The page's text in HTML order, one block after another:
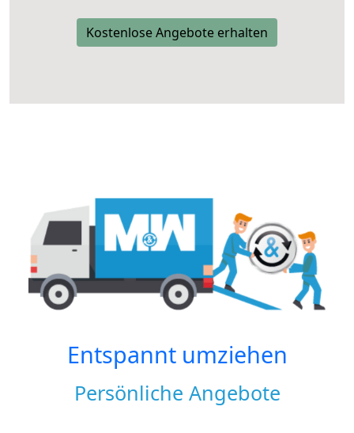
Kostenlose Angebote erhalten
Entspannt umziehen
Persönliche Angebote